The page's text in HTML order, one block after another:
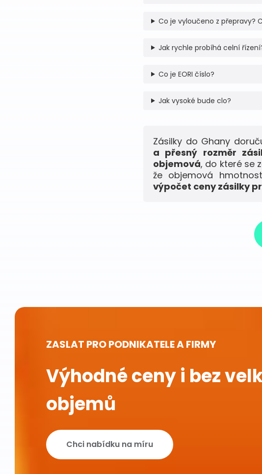
Co je vyloučeno z přepravy?
Jak rychle probíhá celní
Co je EORI číslo?
Jak vysoké bude clo?
Zásilky do Ghany
a přesný rozměr
objemová, do které se
že objemová
výpočet ceny zásilky
ZASLAT PRO PODNIKATELE A FIRMY
Výhodné ceny i bez
objemů
Chci nabídku na míru